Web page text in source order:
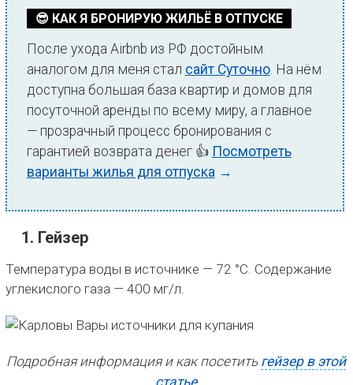
😎 КАК Я БРОНИРУЮ ЖИЛЬЁ В ОТПУСКЕ
После ухода Airbnb из РФ достойным
аналогом для меня стал сайт Суточно. На нём
доступна большая база квартир и домов для
посуточной аренды по всему миру, а главное
— прозрачный процесс бронирования с
гарантией возврата денег 👍 Посмотреть
варианты жилья для отпуска →
1. Гейзер
Температура воды в источнике — 72 °C. Содержание
углекислого газа — 400 мг/л.
Подробная информация и как посетить гейзер в этой
статье